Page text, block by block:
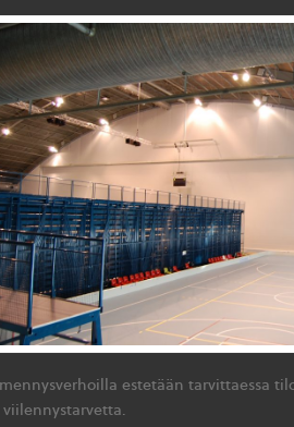
estetään tarvittaessa